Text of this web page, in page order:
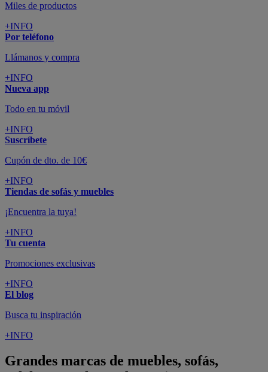
Miles de productos
+INFO
Por teléfono
Llámanos y compra
+INFO
Nueva app
Todo en tu móvil
+INFO
Suscríbete
Cupón de dto. de 10€
+INFO
Tiendas de sofás y muebles
¡Encuentra la tuya!
+INFO
Tu cuenta
Promociones exclusivas
+INFO
El blog
Busca tu inspiración
+INFO
Grandes marcas de muebles, sofás,